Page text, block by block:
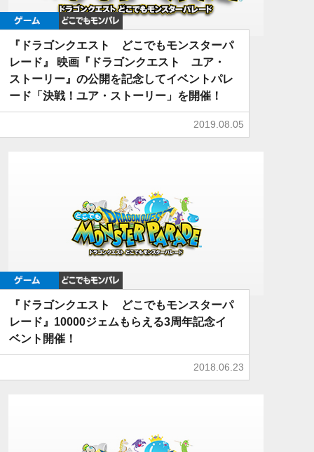
ゲーム どこでもDQMP
『ドラゴンクエスト どこでもモンスターパ
レード』 映画『ドラゴンクエスト ユア・
ストーリー』の公開を記念してイベントパレ
ード「決戦！ユア・ストーリー」を開催！
2019.08.05
ゲーム
『ドラゴンクエスト どこでもモンスターパ
レード』10000ジェムもらえる3周年記念イ
ベント開催！
2018.06.23